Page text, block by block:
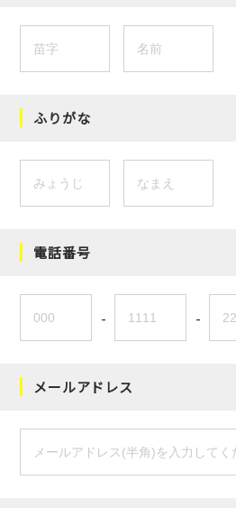
ふりがな
電話番号
- -
メールアドレス